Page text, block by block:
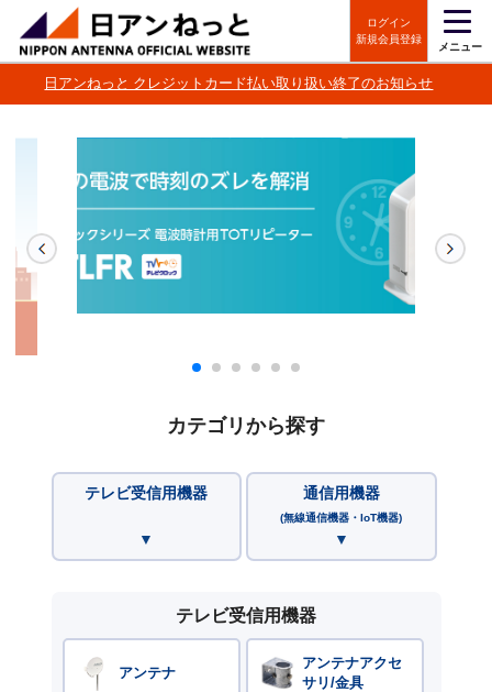
ログイン
新規会員登録
メニュー
日アンねっと クレジットカード払い取り扱い終了のお知らせ
カテゴリから探す
テレビ受信用機器 通信用機器
(無線通信機器・IoT機器)
テレビ受信用機器
アンテナ
アンテナアクセ
サリ/金具